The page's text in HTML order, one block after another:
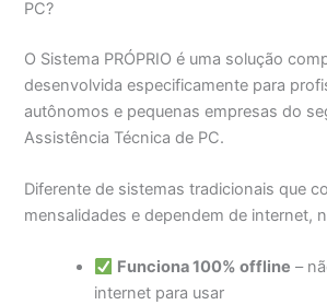
PC?
O Sistema PRÓPRIO é uma solução
desenvolvida especificamente para
autônomos e pequenas empresas do
Assistência Técnica de PC.
Diferente de sistemas tradicionais que
mensalidades e dependem de internet,
Funciona 100% offline –
internet para usar